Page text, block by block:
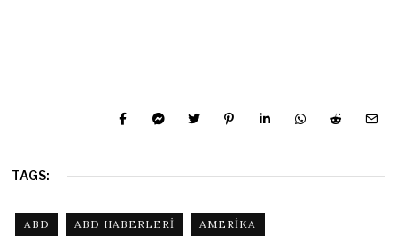
TAGS:
ABD ABD HABERLERI
AMERIKA